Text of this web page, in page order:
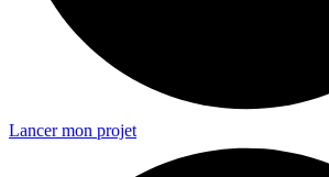
Lancer mon projet